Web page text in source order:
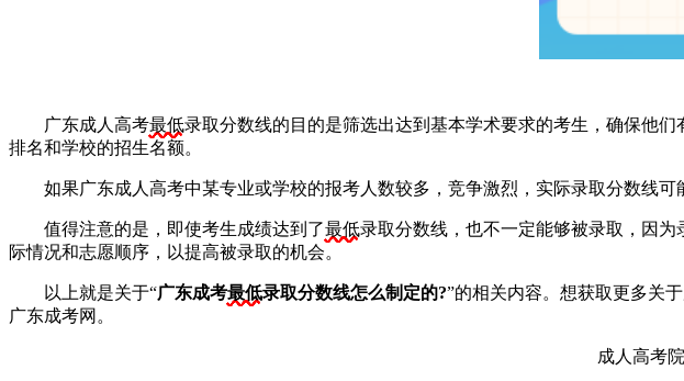
广东成人高考最低录取分数线的目的是筛选出达到基本学术要求的考生，确保他
排名和学校的招生名额。
如果广东成人高考中某专业或学校的报考人数较多，竞争激烈，实际录取分数线可
值得注意的是，即使考生成绩达到了最低录取分数线，也不一定能够被录取，因
际情况和志愿顺序，以提高被录取的机会。
以上就是关于“广东成考最低录取分数线怎么制定的?”的相关内容。想获取更多关
广东成考网。
成人高考